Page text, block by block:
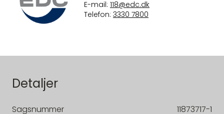
E-mail: 118@edc.dk
Telefon: 3330 7800
Detaljer
Sagsnummer 11873717-1